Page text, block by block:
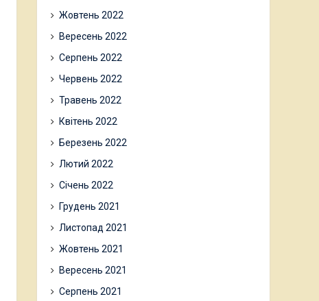
Жовтень 2022
Вересень 2022
Серпень 2022
Червень 2022
Травень 2022
Квітень 2022
Березень 2022
Лютий 2022
Січень 2022
Грудень 2021
Листопад 2021
Жовтень 2021
Вересень 2021
Серпень 2021